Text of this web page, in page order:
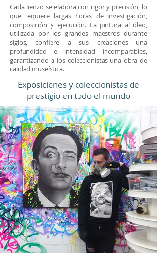
Cada lienzo se elabora con rigor y precisión, lo
que requiere largas horas de investigación,
composición y ejecución. La pintura al óleo,
utilizada por los grandes maestros durante
siglos, confiere a sus creaciones una
profundidad e intensidad incomparables,
garantizando a los coleccionistas una obra de
calidad museística.
Exposiciones y coleccionistas de
prestigio en todo el mundo